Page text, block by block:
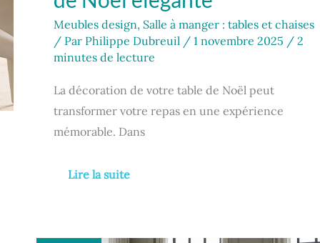
Meubles design, Salle à manger : tables et chaises
/ Par Philippe Dubreuil / 1 novembre 2025 / 2
minutes de lecture
La décoration de votre table de Noël peut
transformer votre repas en une expérience
mémorable. Dans
Lire la suite